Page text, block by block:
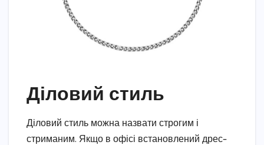
Діловий стиль
Діловий стиль можна назвати строгим і
стриманим. Якщо в офісі встановлений дрес-